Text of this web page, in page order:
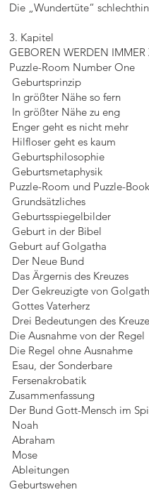
Die „Wundertüte“
3. Kapitel
GEBOREN WERDEN IMMER
Puzzle-Room Number One
Geburtsprinzip
In größter Nähe so fern
In größter Nähe zu eng
Enger geht es nicht mehr
Hilfloser geht es kaum
Geburtsphilosophie
Geburtsmetaphysik
Puzzle-Room und Puzzle-
Grundsätzliches
Geburtsspiegelbilder
Geburt in der Bibel
Geburt auf Golgatha
Der Neue Bund
Das Ärgernis des Kreuzes
Der Gekreuzigte von
Gottes Vaterherz
Drei Bedeutungen des
Die Ausnahme von der Regel
Die Regel ohne Ausnahme
Esau, der Sonderbare
Fersenakrobatik
Zusammenfassung
Der Bund Gott-Mensch im
Noah
Abraham
Mose
Ableitungen
Geburtswehen